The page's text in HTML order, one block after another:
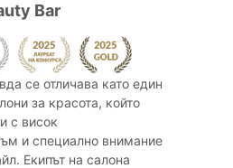
Bar
се отличава като един
за красота, който
с висок
и специално внимание
Екипът на салона